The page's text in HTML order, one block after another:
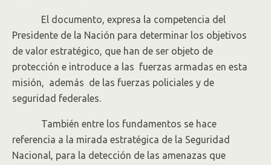
El documento, expresa la competencia del
Presidente de la Nación para determinar los objetivos
de valor estratégico, que han de ser objeto de
protección e introduce a las fuerzas armadas en esta
misión, además de las fuerzas policiales y de
seguridad federales.
También entre los fundamentos se hace
referencia a la mirada estratégica de la Seguridad
Nacional, para la detección de las amenazas que